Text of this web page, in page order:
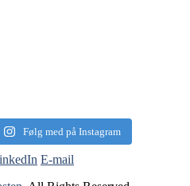
Følg med på Instagram
E-mail